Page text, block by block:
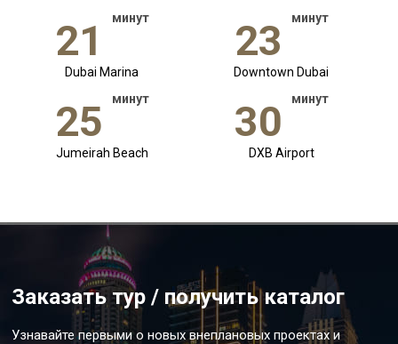
21 минут
Dubai Marina
23 минут
Downtown Dubai
25 минут
Jumeirah Beach
30 минут
DXB Airport
Заказать тур / получить каталог
Узнавайте первыми о новых внеплановых проектах и